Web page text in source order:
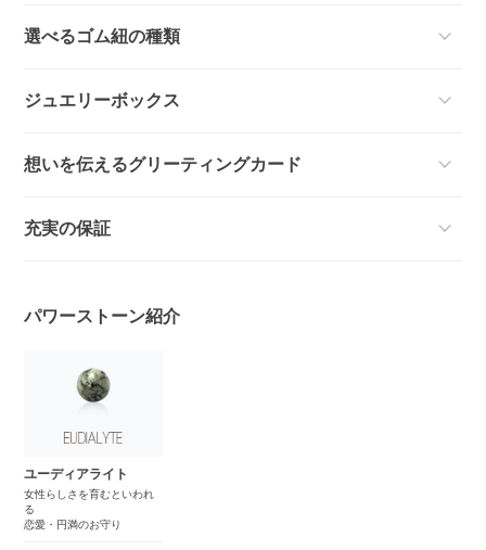
選べるゴム紐の種類
ジュエリーボックス
想いを伝えるグリーティングカード
充実の保証
パワーストーン紹介
ユーディアライト
女性らしさを育むといわれ
る
恋愛・円満のお守り